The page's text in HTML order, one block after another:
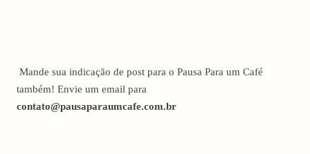
Mande sua indicação de post para o Pausa Para um Café
também! Envie um email para
contato@pausaparaumcafe.com.br